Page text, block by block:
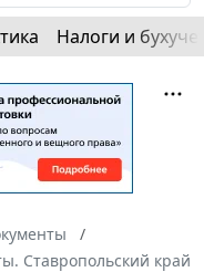
Налоги и
Ставропольский край